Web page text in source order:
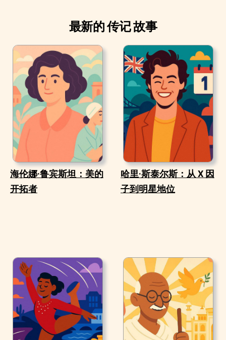
最新的 传记 故事
海伦娜·鲁宾斯坦：美的
开拓者
哈里·斯泰尔斯：从 X 因
子到明星地位